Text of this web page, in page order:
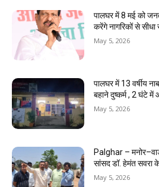
पालघर में 8 मई को
करेंगे नागरिकों से सीधा
May 5, 2026
पालघर में 13 वर्षीय
बहाने दुष्कर्म , 2 घंटे में
May 5, 2026
Palghar –
सांसद डॉ. हेमंत सवरा
May 5, 2026